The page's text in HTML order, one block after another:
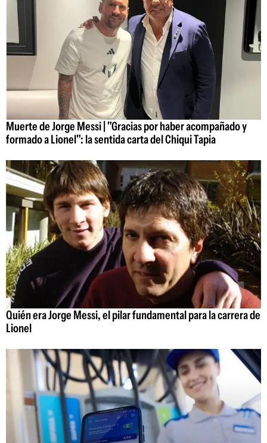
Muerte de Jorge Messi | "Gracias por haber acompañado y
formado a Lionel": la sentida carta del Chiqui Tapia
Quién era Jorge Messi, el pilar fundamental para la carrera de
Lionel